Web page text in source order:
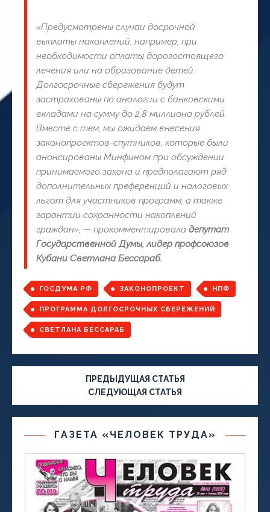
«Предусмотрены случаи досрочной
выплаты накоплений, например, при
необходимости оплаты дорогостоящего
лечения или на образование детей.
Долгосрочные сбережения будут
застрахованы по аналогии с банковскими
вкладами на сумму до 2,8 миллиона рублей.
Вместе с тем, мы ожидаем внесения
законопроектов-спутников, которые были
анонсированы Минфином при обсуждении
принимаемого закона и предполагают ряд
дополнительных преференций и налоговых
льгот для участников программ, а также
гарантии сохранности накоплений
граждан», — прокомментировала депутат
Государственной Думы, лидер профсоюзов
Кубани Светлана Бессараб.
ГОСДУМА РФ ЗАКОНОПРОЕКТ НПФ
ПРОГРАММА ДОЛГОСРОЧНЫХ СБЕРЕЖЕНИЙ
СВЕТЛАНА БЕССАРАБ
ПРЕДЫДУЩАЯ СТАТЬЯ
СЛЕДУЮЩАЯ СТАТЬЯ
ГАЗЕТА «ЧЕЛОВЕК ТРУДА»